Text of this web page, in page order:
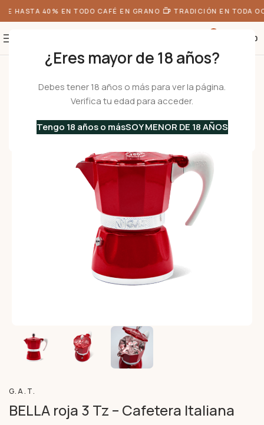
¿Eres mayor de 18 años?
Debes tener 18 años o más para ver la página.
Verifica tu edad para acceder.
Tengo 18 años o másSOY MENOR DE 18 AÑOS
HASTA 40% EN TODO CAFÉ EN GRANO TRADICIÓN EN TODA
0.00
Cafeteras Italianas
G.A.T.
BELLA roja 3 Tz – Cafetera Italiana